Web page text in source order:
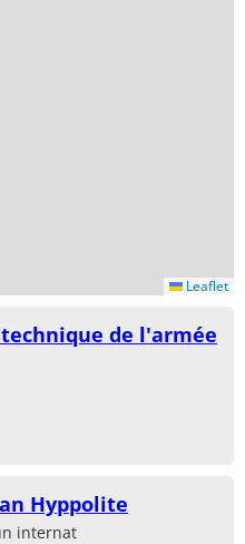
Leaflet
de l'armée
Hyppolite
internat